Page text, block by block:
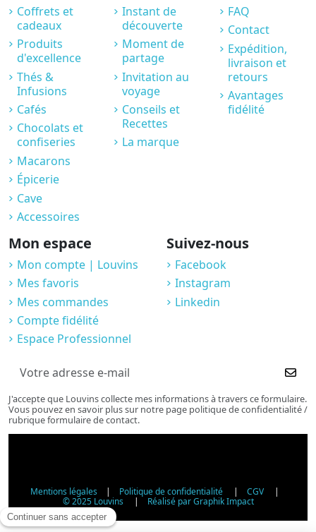
Coffrets et
cadeaux
Produits
d'excellence
Thés &
Infusions
Cafés
Chocolats et
confiseries
Macarons
Épicerie
Cave
Accessoires
Instant de
découverte
Moment de
partage
Invitation au
voyage
Conseils et
Recettes
La marque
FAQ
Contact
Expédition,
livraison et
retours
Avantages
fidélité
Mon espace
Mon compte | Louvins
Mes favoris
Mes commandes
Compte fidélité
Espace Professionnel
Suivez-nous
Facebook
Instagram
Linkedin
J'accepte que Louvins collecte mes informations à travers ce formulaire.
Vous pouvez en savoir plus sur notre page politique de confidentialité /
rubrique formulaire de contact.
Mentions légales Politique de confidentialité CGV
© 2025 Louvins
Réalisé par Graphik Impact